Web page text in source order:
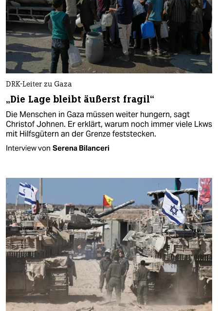
DRK-Leiter zu Gaza
„Die Lage bleibt äußerst fragil“
Die Menschen in Gaza müssen weiter hungern, sagt
Christof Johnen. Er erklärt, warum noch immer viele Lkws
mit Hilfsgütern an der Grenze feststecken.
Interview von Serena Bilanceri